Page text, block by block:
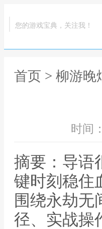
您的游戏宝典，关注我！
首页 > 柳游晚
时间
摘要：导语
键时刻稳住
围绕永劫无
径、实战操